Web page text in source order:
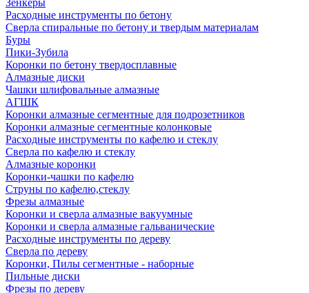
Зенкеры
Расходные инструменты по бетону
Сверла спиральные по бетону и твердым материалам
Буры
Пики-Зубила
Коронки по бетону твердосплавные
Алмазные диски
Чашки шлифовальные алмазные
АГШК
Коронки алмазные сегментные для подрозетников
Коронки алмазные сегментные колонковые
Расходные инструменты по кафелю и стеклу
Сверла по кафелю и стеклу
Алмазные коронки
Коронки-чашки по кафелю
Струны по кафелю,стеклу
Фрезы алмазные
Коронки и сверла алмазные вакуумные
Коронки и сверла алмазные гальванические
Расходные инструменты по дереву
Сверла по дереву
Коронки, Пилы сегментные - наборные
Пильные диски
Фрезы по дереву